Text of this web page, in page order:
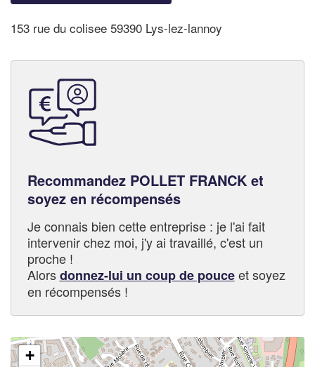
153 rue du colisee 59390 Lys-lez-lannoy
Recommandez POLLET FRANCK et
soyez en récompensés
Je connais bien cette entreprise : je l'ai fait
intervenir chez moi, j'y ai travaillé, c'est un
proche !
Alorsdonnez-lui un coup de pouceet soyez
en récompensés !
+